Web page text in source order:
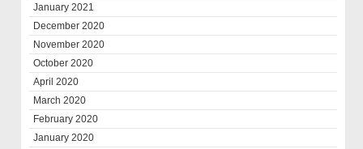
January 2021
December 2020
November 2020
October 2020
April 2020
March 2020
February 2020
January 2020